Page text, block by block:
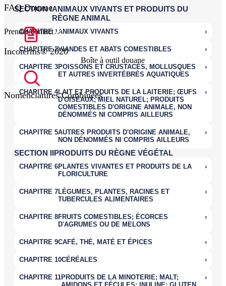
Prendre contact
Boîte à outil douane
FAQ Douane
Incoterms® 2020
Nomenclatures Combinées